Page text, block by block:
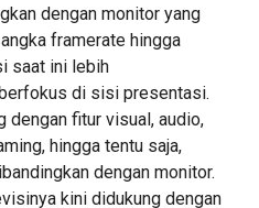
dengan monitor yang
framerate hingga
saat ini lebih
di sisi presentasi.
dengan fitur visual, audio,
hingga tentu saja,
dengan monitor.
kini didukung dengan